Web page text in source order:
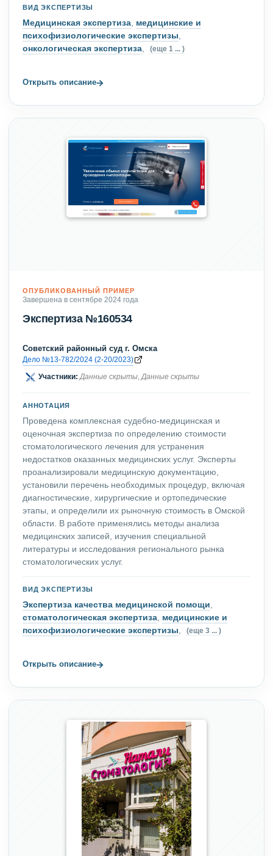
ВИД ЭКСПЕРТИЗЫ
Медицинская экспертиза, медицинские и
психофизиологические экспертизы,
онкологическая экспертиза, (еще 1 ... )
Открыть описание→
ОПУБЛИКОВАННЫЙ ПРИМЕР
Завершена в сентябре 2024 года
Экспертиза №160534
Советский районный суд г. Омска
Дело №13-782/2024 (2-20/2023)
Участники: Данные скрыты Данные скрыты
АННОТАЦИЯ
Проведена комплексная судебно-медицинская и
оценочная экспертиза по определению стоимости
стоматологического лечения для устранения
недостатков оказанных медицинских услуг. Эксперты
проанализировали медицинскую документацию,
установили перечень необходимых процедур, включая
диагностические, хирургические и ортопедические
этапы, и определили их рыночную стоимость в Омской
области. В работе применялись методы анализа
медицинских записей, изучения специальной
литературы и исследования регионального рынка
стоматологических услуг.
ВИД ЭКСПЕРТИЗЫ
Экспертиза качества медицинской помощи,
стоматологическая экспертиза, медицинские и
психофизиологические экспертизы, (еще 3 ... )
Открыть описание→